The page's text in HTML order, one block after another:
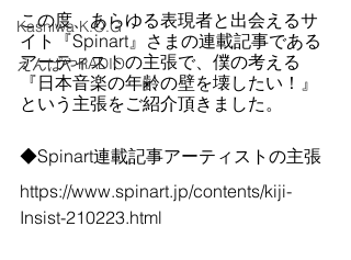
Kashiwa K.O.G
えんぱやRADIO
この度、あらゆる表現者と出会えるサ
イト『Spinart』さまの連載記事である
アーティストの主張で、僕の考える
『日本音楽の年齢の壁を壊したい！』
という主張をご紹介頂きました。
◆Spinart連載記事アーティストの主張
https://www.spinart.jp/contents/kiji-
Insist-210223.html